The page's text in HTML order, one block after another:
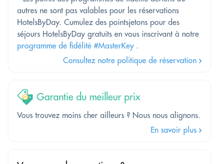
autres ne sont pas valables pour les réservations
HotelsByDay. Cumulez des pointsjetons pour des
séjours HotelsByDay gratuits en vous inscrivant à notre
programme de fidélité #MasterKey .
Consultez notre politique de réservation
Garantie du meilleur prix
Vous trouvez moins cher ailleurs ? Nous nous alignons.
En savoir plus